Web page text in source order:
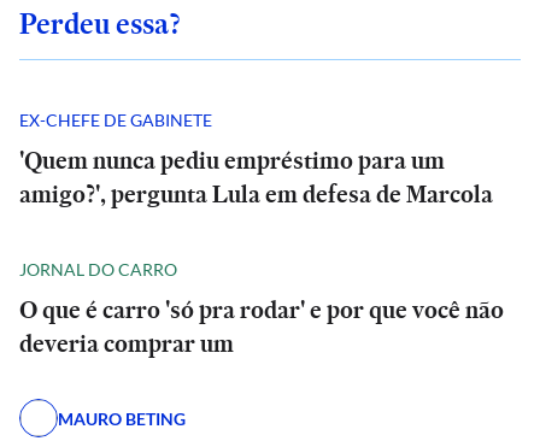
Perdeu essa?
EX-CHEFE DE GABINETE
'Quem nunca pediu empréstimo para um
amigo?', pergunta Lula em defesa de Marcola
JORNAL DO CARRO
O que é carro 'só pra rodar' e por que você não
deveria comprar um
MAURO BETING